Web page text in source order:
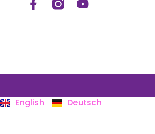
English
Deutsch